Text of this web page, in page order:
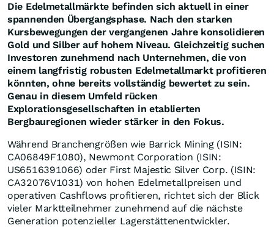
Die Edelmetallmärkte befinden sich aktuell in einer
spannenden Übergangsphase. Nach den starken
Kursbewegungen der vergangenen Jahre konsolidieren
Gold und Silber auf hohem Niveau. Gleichzeitig suchen
Investoren zunehmend nach Unternehmen, die von
einem langfristig robusten Edelmetallmarkt profitieren
könnten, ohne bereits vollständig bewertet zu sein.
Genau in diesem Umfeld rücken
Explorationsgesellschaften in etablierten
Bergbauregionen wieder stärker in den Fokus.
Während Branchengrößen wie Barrick Mining (ISIN:
CA06849F1080), Newmont Corporation (ISIN:
US6516391066) oder First Majestic Silver Corp. (ISIN:
CA32076V1031) von hohen Edelmetallpreisen und
operativen Cashflows profitieren, richtet sich der Blick
vieler Marktteilnehmer zunehmend auf die nächste
Generation potenzieller Lagerstättenentwickler.